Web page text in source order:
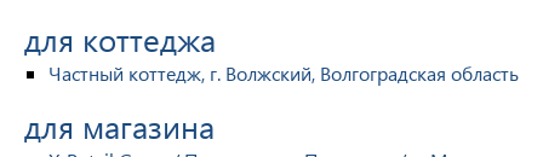
для коттеджа
Частный коттедж, г. Волжский, Волгоградская область
для магазина